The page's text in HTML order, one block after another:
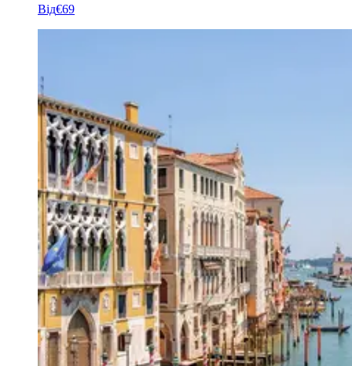
Від€69